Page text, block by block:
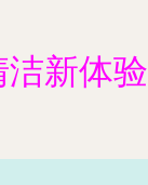
新体验